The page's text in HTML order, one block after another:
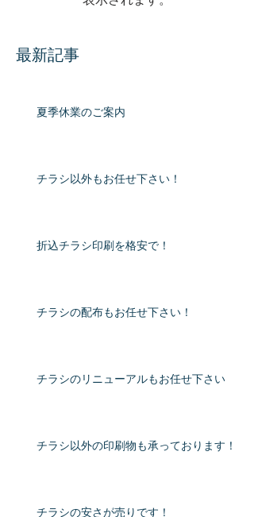
最新記事
夏季休業のご案内
チラシ以外もお任せ下さい！
折込チラシ印刷を格安で！
チラシの配布もお任せ下さい！
チラシのリニューアルもお任せ下さい
チラシ以外の印刷物も承っております！
チラシの安さが売りです！